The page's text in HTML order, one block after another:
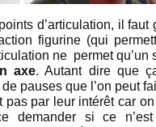
d’articulation, il
figurine (qui
ne permet qu’un
axe. Autant dire que
pauses que l’on peut
pas par leur intérêt car
demander si ce